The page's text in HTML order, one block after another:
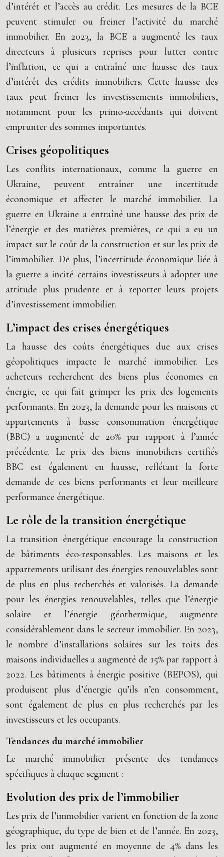
d’intérêt et l’accès au crédit. Les mesures de la BCE
peuvent stimuler ou freiner l’activité du marché
immobilier. En 2023, la BCE a augmenté les taux
directeurs à plusieurs reprises pour lutter contre
l’inflation, ce qui a entraîné une hausse des taux
d’intérêt des crédits immobiliers. Cette hausse des
taux peut freiner les investissements immobiliers,
notamment pour les primo-accédants qui doivent
emprunter des sommes importantes.
Crises géopolitiques
Les conflits internationaux, comme la guerre en
Ukraine, peuvent entraîner une incertitude
économique et affecter le marché immobilier. La
guerre en Ukraine a entraîné une hausse des prix de
l’énergie et des matières premières, ce qui a eu un
impact sur le coût de la construction et sur les prix de
l’immobilier. De plus, l’incertitude économique liée à
la guerre a incité certains investisseurs à adopter une
attitude plus prudente et à reporter leurs projets
d’investissement immobilier.
L’impact des crises énergétiques
La hausse des coûts énergétiques due aux crises
géopolitiques impacte le marché immobilier. Les
acheteurs recherchent des biens plus économes en
énergie, ce qui fait grimper les prix des logements
performants. En 2023, la demande pour les maisons et
appartements à basse consommation énergétique
(BBC) a augmenté de 20% par rapport à l’année
précédente. Le prix des biens immobiliers certifiés
BBC est également en hausse, reflétant la forte
demande de ces biens performants et leur meilleure
performance énergétique.
Le rôle de la transition énergétique
La transition énergétique encourage la construction
de bâtiments éco-responsables. Les maisons et les
appartements utilisant des énergies renouvelables sont
de plus en plus recherchés et valorisés. La demande
pour les énergies renouvelables, telles que l’énergie
solaire et l’énergie géothermique, augmente
considérablement dans le secteur immobilier. En 2023,
le nombre d’installations solaires sur les toits des
maisons individuelles a augmenté de 15% par rapport à
2022. Les bâtiments à énergie positive (BEPOS), qui
produisent plus d’énergie qu’ils n’en consomment,
sont également de plus en plus recherchés par les
investisseurs et les occupants.
Tendances du marché immobilier
Le marché immobilier présente des tendances
spécifiques à chaque segment :
Evolution des prix de l’immobilier
Les prix de l’immobilier varient en fonction de la zone
géographique, du type de bien et de l’année. En 2023,
les prix ont augmenté en moyenne de 4% dans les